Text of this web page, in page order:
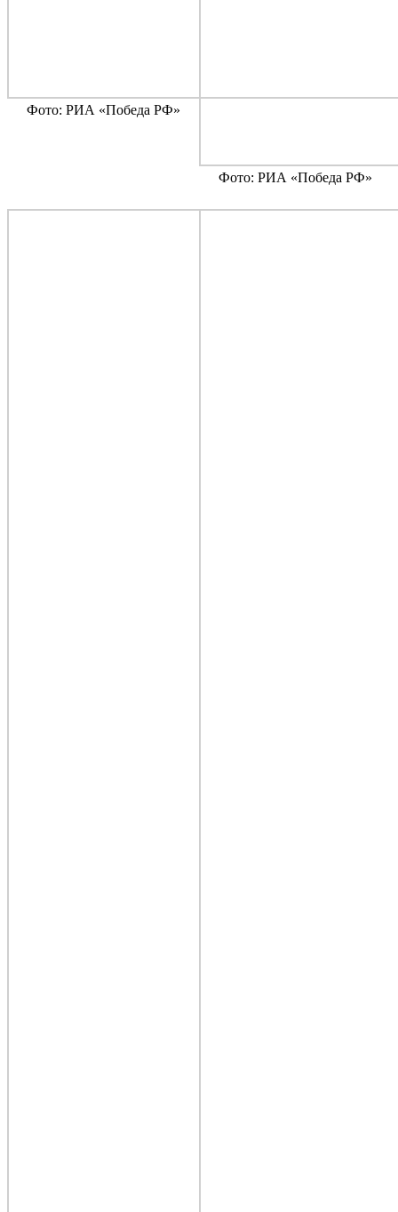
Фото: РИА «Победа РФ»
Фото: РИА «Победа РФ»